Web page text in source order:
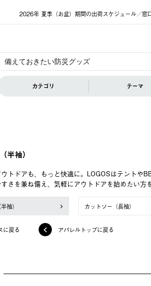
2026年 夏季（お盆）期間の出荷スケジュール／窓
カテゴリ テーマ
半袖）
トドアも、もっと快適に。LOGOSはテントや
さを兼ね備え、気軽にアウトドアを始めたい方
袖） カットソー（長袖）
に戻る アパレルトップに戻る